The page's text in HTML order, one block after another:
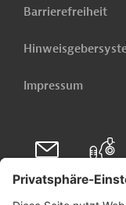
Barrierefreiheit
Impressum